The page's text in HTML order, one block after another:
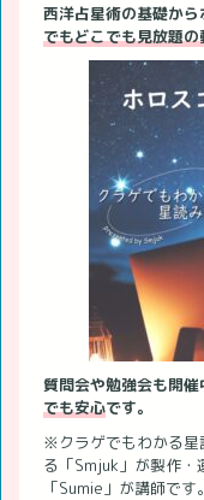
西洋占星術の基礎から
でもどこでも見放題の
質問会や勉強会も開催
でも安心です。
※クラゲでもわかる星
る「Smjuk」が製作・
「Sumie」が講師です。